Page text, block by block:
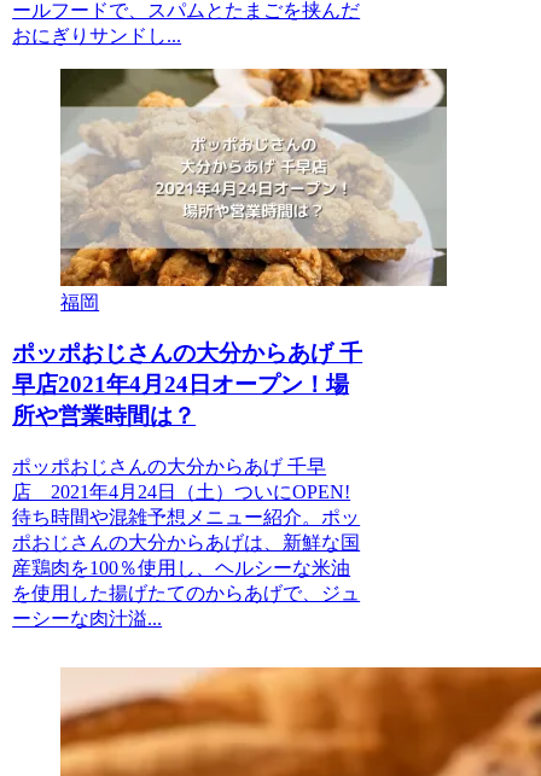
ールフードで、スパムとたまごを挟んだ
おにぎりサンドし...
福岡
ポッポおじさんの大分からあげ 千
早店2021年4月24日オープン！場
所や営業時間は？
ポッポおじさんの大分からあげ 千早
店 2021年4月24日（土）ついにOPEN!
待ち時間や混雑予想メニュー紹介。ポッ
ポおじさんの大分からあげは、新鮮な国
産鶏肉を100％使用し、ヘルシーな米油
を使用した揚げたてのからあげで、ジュ
ーシーな肉汁溢...